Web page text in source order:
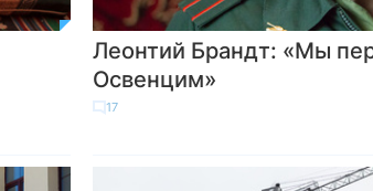
Леонтий Брандт: «Мы
Освенцим»
17